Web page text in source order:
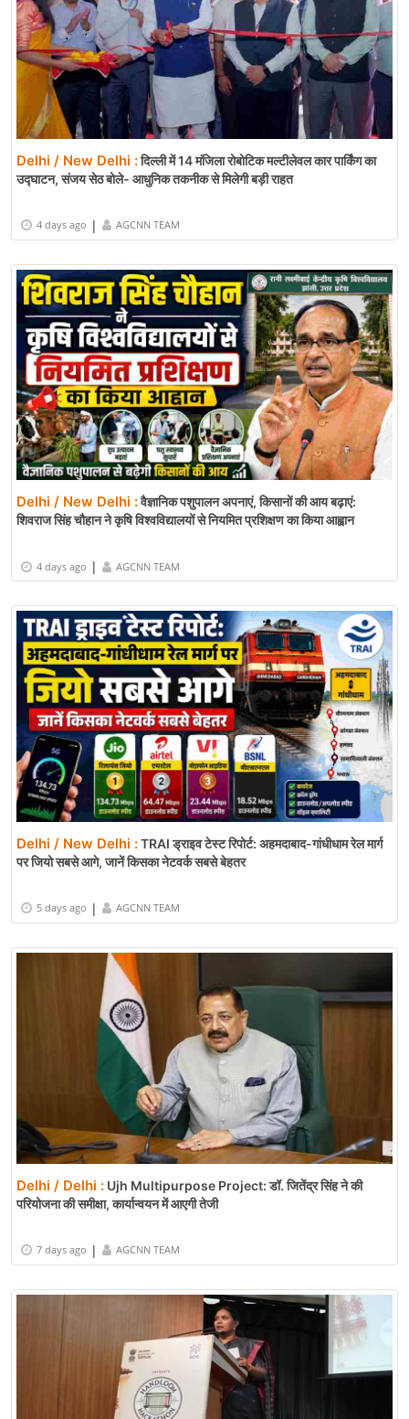
Delhi / New Delhi :दिल्ली में 14 मंजिला रोबोटिक मल्टीलेवल कार पार्किंग का
उद्घाटन, संजय सेठ बोले- आधुनिक तकनीक से मिलेगी बड़ी राहत
4 days ago | AGCNN TEAM
Delhi / New Delhi :वैज्ञानिक पशुपालन अपनाएं, किसानों की आय बढ़ाएं:
शिवराज सिंह चौहान ने कृषि विश्वविद्यालयों से नियमित प्रशिक्षण का किया आह्वान
4 days ago | AGCNN TEAM
Delhi / New Delhi :TRAI ड्राइव टेस्ट रिपोर्ट: अहमदाबाद-गांधीधाम रेल मार्ग
पर जियो सबसे आगे, जानें किसका नेटवर्क सबसे बेहतर
5 days ago | AGCNN TEAM
Delhi / Delhi : Ujh Multipurpose Project: डॉ. जितेंद्र सिंह ने की
परियोजना की समीक्षा, कार्यान्वयन में आएगी तेजी
7 days ago | AGCNN TEAM